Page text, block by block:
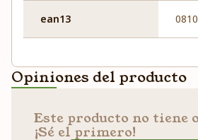
ean13
Opiniones del producto
Este producto no tiene
¡Sé el primero!